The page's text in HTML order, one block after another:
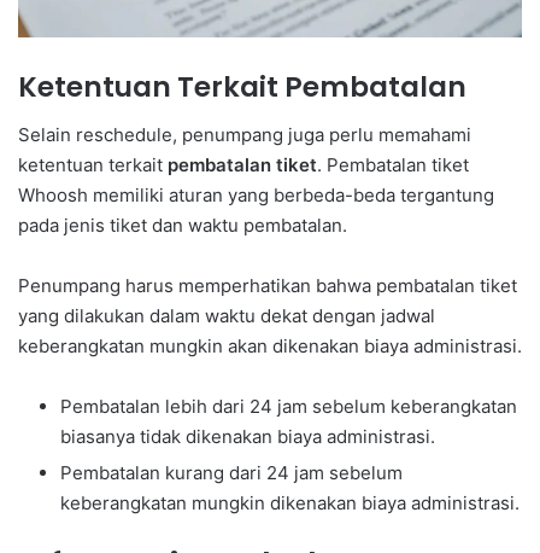
Ketentuan Terkait Pembatalan
Selain reschedule, penumpang juga perlu memahami
ketentuan terkait pembatalan tiket. Pembatalan tiket
Whoosh memiliki aturan yang berbeda-beda tergantung
pada jenis tiket dan waktu pembatalan.
Penumpang harus memperhatikan bahwa pembatalan tiket
yang dilakukan dalam waktu dekat dengan jadwal
keberangkatan mungkin akan dikenakan biaya administrasi.
Pembatalan lebih dari 24 jam sebelum keberangkatan
biasanya tidak dikenakan biaya administrasi.
Pembatalan kurang dari 24 jam sebelum
keberangkatan mungkin dikenakan biaya administrasi.